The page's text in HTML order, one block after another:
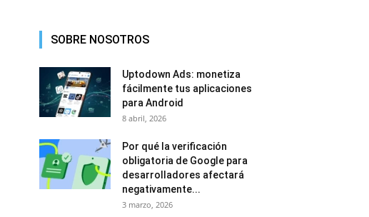
SOBRE NOSOTROS
Uptodown Ads: monetiza
fácilmente tus aplicaciones
para Android
8 abril, 2026
Por qué la verificación
obligatoria de Google para
desarrolladores afectará
negativamente...
3 marzo, 2026